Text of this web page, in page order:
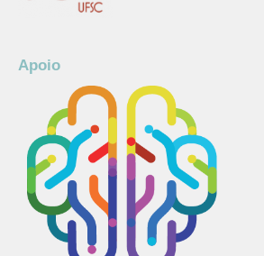
Apoio